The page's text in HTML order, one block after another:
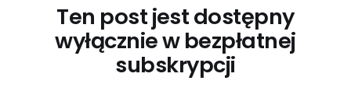
Ten post jest dostępny
wyłącznie w bezpłatnej
subskrypcji